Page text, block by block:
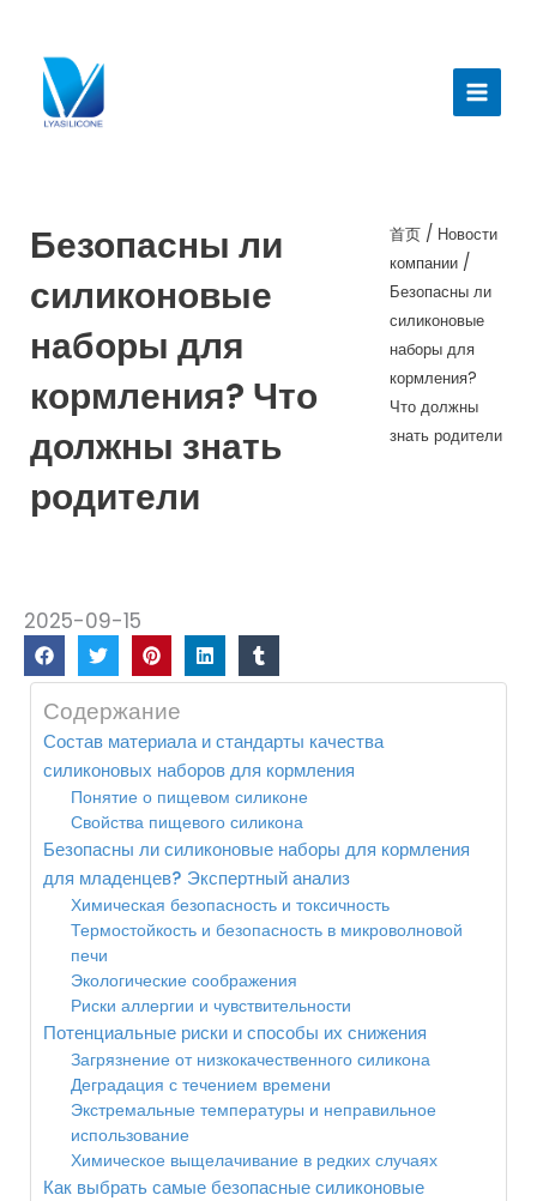
меню
Безопасны ли
силиконовые
наборы для
кормления? Что
должны знать
родители
首页 / Новости
компании /
Безопасны ли
силиконовые
наборы для
кормления?
Что должны
знать родители
2025-09-15
Содержание
Состав материала и стандарты качества
силиконовых наборов для кормления
Понятие о пищевом силиконе
Свойства пищевого силикона
Безопасны ли силиконовые наборы для кормления
для младенцев? Экспертный анализ
Химическая безопасность и токсичность
Термостойкость и безопасность в микроволновой
печи
Экологические соображения
Риски аллергии и чувствительности
Потенциальные риски и способы их снижения
Загрязнение от низкокачественного силикона
Деградация с течением времени
Экстремальные температуры и неправильное
использование
Химическое выщелачивание в редких случаях
Как выбрать самые безопасные силиконовые